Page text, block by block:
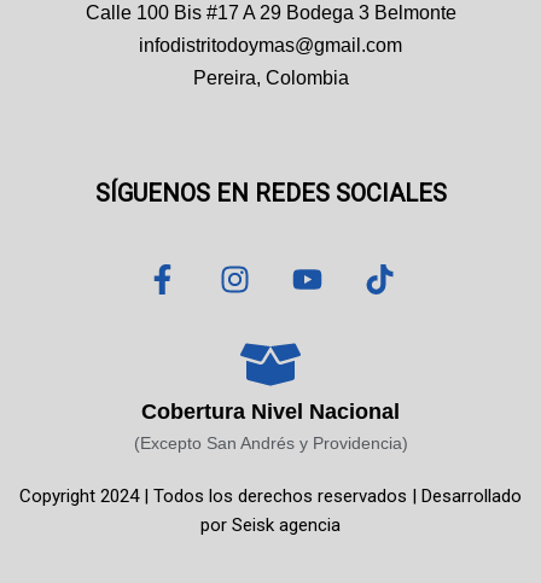
Calle 100 Bis #17 A 29 Bodega 3 Belmonte
infodistritodoymas@gmail.com
Pereira, Colombia
SÍGUENOS EN REDES SOCIALES
F
a
o
o
-
I
n
t
a
g
r
m
Y
o
b
e
T
i
k
Cobertura Nivel Nacional
(Excepto San Andrés y Providencia)
Copyright 2024 | Todos los derechos reservados | Desarrollado
por Seisk agencia